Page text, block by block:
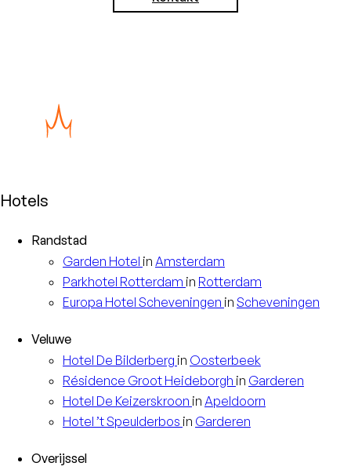
Hotels
Randstad
Garden Hotel in Amsterdam
Parkhotel Rotterdam in Rotterdam
Europa Hotel Scheveningen in Scheveningen
Veluwe
Hotel De Bilderberg in Oosterbeek
Résidence Groot Heideborgh in Garderen
Hotel De Keizerskroon in Apeldoorn
Hotel ’t Speulderbos in Garderen
Overijssel